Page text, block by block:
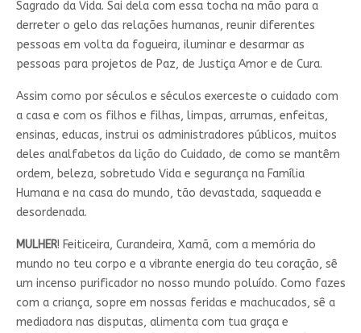
Sagrado da Vida. Sai dela com essa tocha na mão para a
derreter o gelo das relações humanas, reunir diferentes
pessoas em volta da fogueira, iluminar e desarmar as
pessoas para projetos de Paz, de Justiça Amor e de Cura.
Assim como por séculos e séculos exerceste o cuidado com
a casa e com os filhos e filhas, limpas, arrumas, enfeitas,
ensinas, educas, instrui os administradores públicos, muitos
deles analfabetos da lição do Cuidado, de como se mantêm
ordem, beleza, sobretudo Vida e segurança na Família
Humana e na casa do mundo, tão devastada, saqueada e
desordenada.
MULHER! Feiticeira, Curandeira, Xamã, com a memória do
mundo no teu corpo e a vibrante energia do teu coração, sê
um incenso purificador no nosso mundo poluído. Como fazes
com a criança, sopre em nossas feridas e machucados, sê a
mediadora nas disputas, alimenta com tua graça e